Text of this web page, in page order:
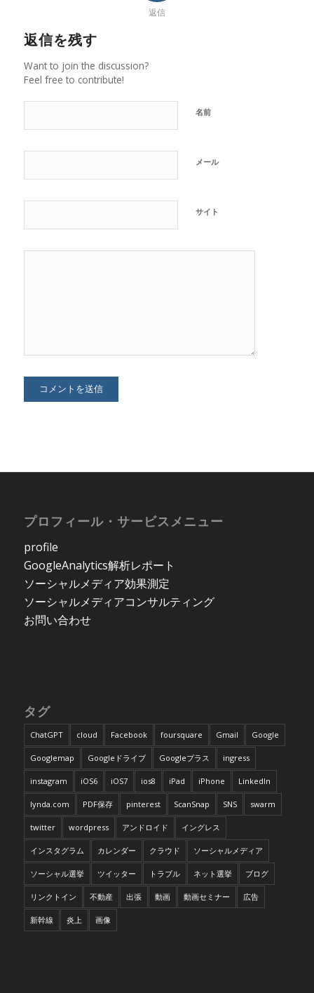
返信
返信を残す
Want to join the discussion?
Feel free to contribute!
名前
メール
サイト
プロフィール・サービスメニュー
profile
GoogleAnalytics解析レポート
ソーシャルメディア効果測定
ソーシャルメディアコンサルティング
お問い合わせ
タグ
ChatGPT cloud Facebook foursquare Gmail Google
Googlemap Googleドライブ Googleプラス ingress
instagram iOS6 iOS7 ios8 iPad iPhone LinkedIn
lynda.com PDF保存 pinterest ScanSnap SNS swarm
twitter wordpress アンドロイド イングレス
インスタグラム カレンダー クラウド ソーシャルメディア
ソーシャル選挙 ツイッター トラブル ネット選挙 ブログ
リンクトイン 不動産 出張 動画 動画セミナー 広告
新幹線 炎上 画像